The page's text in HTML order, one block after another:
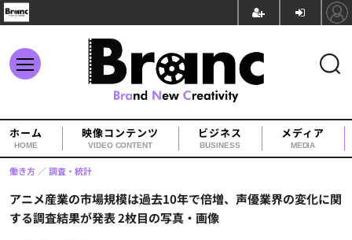
ホーム
HOME
映像コンテンツ
VIDEO CONTENT
ビジネス
BUSINESS
メディア
MEDIA
アニメ産業の市場規模は過去10年で倍増、声優業界の変化に関
する調査結果が発表 2枚目の写真・画像
働き方 調査・統計